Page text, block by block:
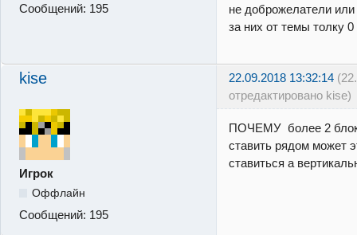
Сообщений: 195
не доброжелатели
за них от темы толку 0
kise 22.09.2018 13:32:14
отредактировано kise)
Игрок
Оффлайн
Сообщений: 195
ПОЧЕМУ более 2
ставить рядом может
ставиться а